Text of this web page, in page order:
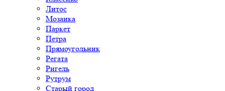
Литос
Мозаика
Паркет
Петра
Прямоугольник
Регата
Ригель
Рутрум
Старый город